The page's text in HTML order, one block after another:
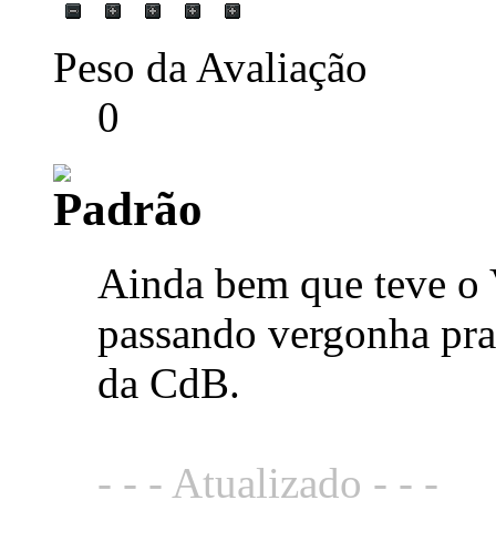
Peso da Avaliação
0
Ainda bem que teve o
passando vergonha
da CdB.
- - - Atualizado - - -